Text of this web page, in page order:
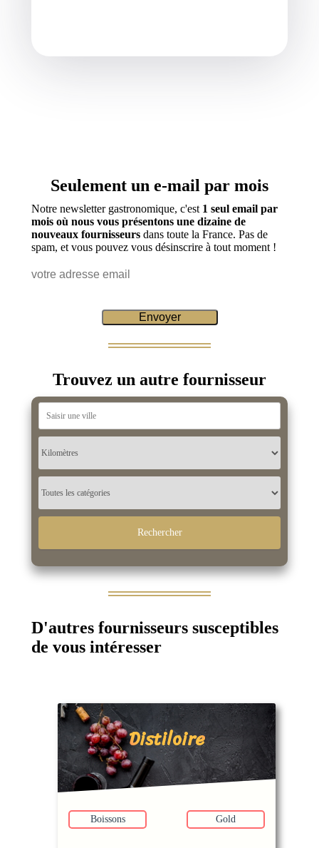
Seulement un e-mail par mois
Notre newsletter gastronomique, c'est 1 seul email par
mois où nous vous présentons une dizaine de
nouveaux fournisseurs dans toute la France. Pas de
spam, et vous pouvez vous désinscrire à tout moment !
Trouvez un autre fournisseur
D'autres fournisseurs susceptibles
de vous intéresser
Distiloire
Boissons Gold